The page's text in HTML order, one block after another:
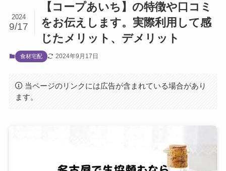
【コープあいち】の特徴や口コミ
をお伝えします。実際利用して感
じたメリット、デメリット
2024
9/17
食材宅配 2024年9月17日
当ページのリンクには広告が含まれている場合があり
ます。